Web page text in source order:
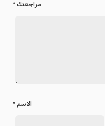
مراجعتك *
الاسم *